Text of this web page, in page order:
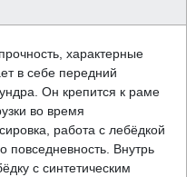
характерные
в себе передний
Он крепится к раме
во время
работа с лебёдкой
повседневность. Внутрь
с синтетическим